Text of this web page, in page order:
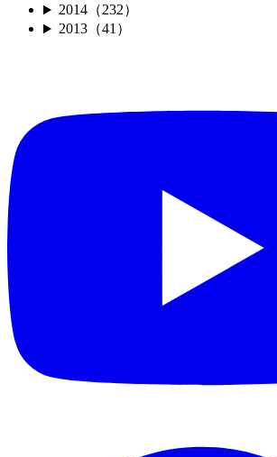
2014（232）
2013（41）